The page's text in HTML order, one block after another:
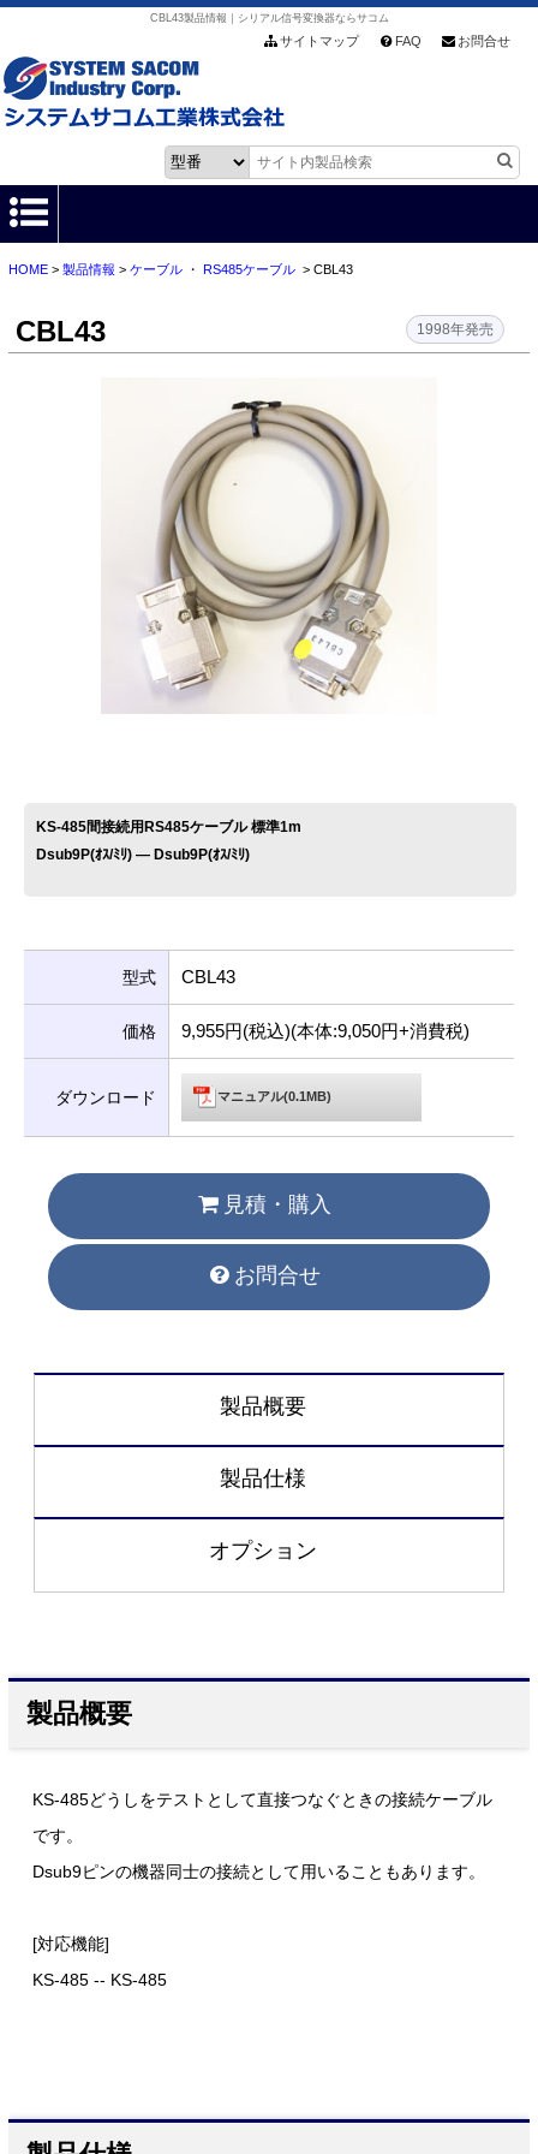
CBL43製品情報｜シリアル信号変換器ならサコム
サイトマップ FAQ お問合せ
HOME
お客様サポート
お問い合わせ
HOME> 製品情報 > ケーブル・ RS485ケーブル> CBL43
CBL43 1998年発売
KS-485間接続用RS485ケーブル 標準1m
Dsub9P(ｵｽ/ﾐﾘ) ― Dsub9P(ｵｽ/ﾐﾘ)
型式 CBL43
価格 9,955円(税込)(本体:9,050円+消費税)
ダウンロード マニュアル(0.1MB)
見積・購入
お問合せ
製品概要
製品仕様
オプション
製品概要
KS-485どうしをテストとして直接つなぐときの接続ケーブル
です。
Dsub9ピンの機器同士の接続として用いることもあります。
[対応機能]
KS-485 -- KS-485